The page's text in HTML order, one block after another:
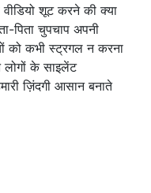
शूट करने की क्या
पिता चुपचाप अपनी
को कभी स्ट्रगल न करना
के साइलेंट
ज़िंदगी आसान बनाते